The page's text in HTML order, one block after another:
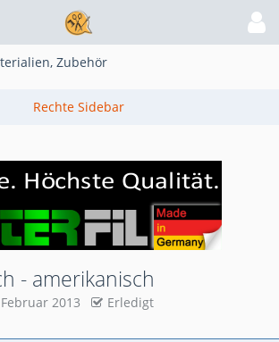
Zubehör
- amerikanisch
2013 Erledigt